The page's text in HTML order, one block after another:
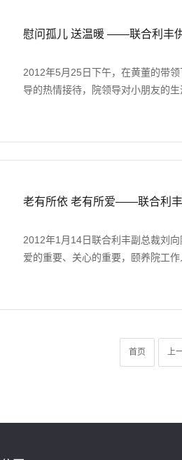
慰问孤儿 送温暖 ——联合利丰
2012年5月25日下午，在黄董的带
导的热情接待，院领导对小朋友的生
老有所依 老有所爱——联合利
2012年1月14日联合利丰副总裁刘
爱的重要、关心的重要，颐养院工作
首页 上